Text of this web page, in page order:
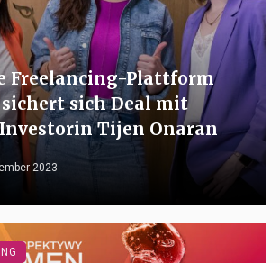
Freelancing-Plattform
sich Deal mit
Tijen Onaran
2023